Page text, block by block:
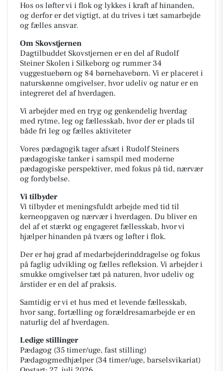
Hos os løfter vi i flok og lykkes i kraft af hinanden,
og derfor er det vigtigt, at du trives i tæt samarbejde
og fælles ansvar.
Om Skovstjernen
Dagtilbuddet Skovstjernen er en del af Rudolf
Steiner Skolen i Silkeborg og rummer 34
vuggestuebørn og 84 børnehavebørn. Vi er placeret i
naturskønne omgivelser, hvor udeliv og natur er en
integreret del af hverdagen.
Vi arbejder med en tryg og genkendelig hverdag
med rytme, leg og fællesskab, hvor der er plads til
både fri leg og fælles aktiviteter
Vores pædagogik tager afsæt i Rudolf Steiners
pædagogiske tanker i samspil med moderne
pædagogiske perspektiver, med fokus på tid, nærvær
og fordybelse.
Vi tilbyder
Vi tilbyder et meningsfuldt arbejde med tid til
kerneopgaven og nærvær i hverdagen. Du bliver en
del af et stærkt og engageret fællesskab, hvor vi
hjælper hinanden på tværs og løfter i flok.
Der er høj grad af medarbejderinddragelse og fokus
på faglig udvikling og fælles refleksion. Vi arbejder i
smukke omgivelser tæt på naturen, hvor udeliv og
årstider er en del af praksis.
Samtidig er vi et hus med et levende fællesskab,
hvor sang, fortælling og forældresamarbejde er en
naturlig del af hverdagen.
Ledige stillinger
Pædagog (35 timer/uge, fast stilling)
Pædagogmedhjælper (34 timer/uge, barselsvikariat)